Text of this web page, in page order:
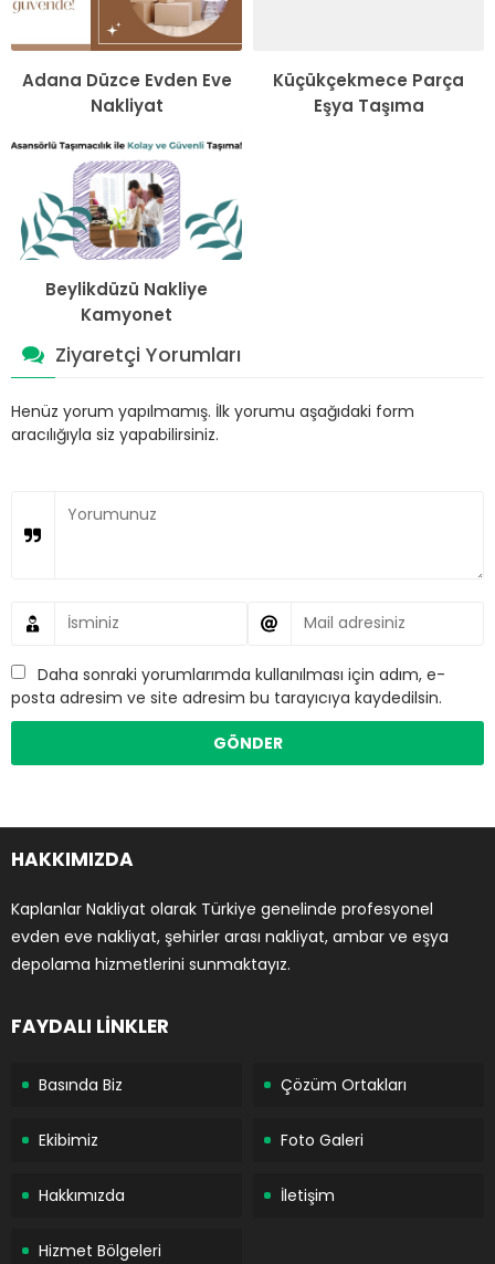
Adana Düzce Evden Eve
Nakliyat
Küçükçekmece Parça
Eşya Taşıma
Beylikdüzü Nakliye
Kamyonet
Ziyaretçi Yorumları
Henüz yorum yapılmamış. İlk yorumu aşağıdaki form
aracılığıyla siz yapabilirsiniz.
Daha sonraki yorumlarımda kullanılması için adım, e-
posta adresim ve site adresim bu tarayıcıya kaydedilsin.
HAKKIMIZDA
Kaplanlar Nakliyat olarak Türkiye genelinde profesyonel
evden eve nakliyat, şehirler arası nakliyat, ambar ve eşya
depolama hizmetlerini sunmaktayız.
FAYDALI LİNKLER
Basında Biz Çözüm Ortakları
Ekibimiz Foto Galeri
Hakkımızda İletişim
Hizmet Bölgeleri